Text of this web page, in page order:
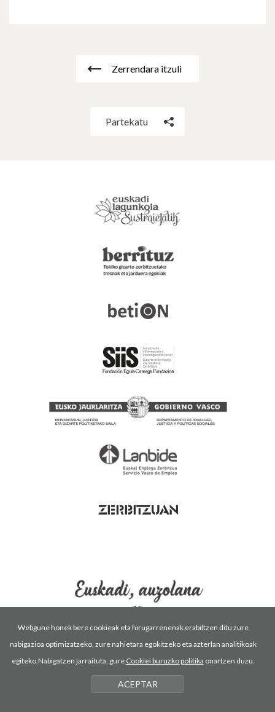
Zerrendara itzuli
Partekatu
Erabilpen baldintzak
Pribatutasun politika
Cookiei buruzko politika
Webgune honek bere cookieak eta hirugarrenenak erabiltzen ditu zure
nabigazioa optimizatzeko, zure nahietara egokitzeko eta azterlan analitikoak
egiteko.Nabigatzen jarraituta, gure Cookiei buruzko politika onartzen duzu.
ACEPTAR